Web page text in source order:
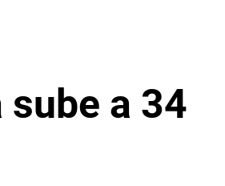
a 34